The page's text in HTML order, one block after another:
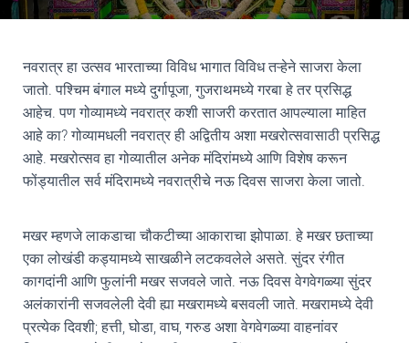
नवरात्र हा उत्सव भारताच्या विविध भागात विविध तऱ्हेने साजरा केला
जातो. पश्चिम बंगाल मध्ये दुर्गापूजा, गुजराथमध्ये गरबा हे तर प्रसिद्ध
आहेच. पण गोव्यामध्ये नवरात्र कशी साजरी करतात आपल्याला माहित
आहे का? गोव्यामधली नवरात्र ही अद्वितीय अशा मखरोत्सवासाठी प्रसिद्ध
आहे. मखरोत्सव हा गोव्यातील अनेक मंदिरांमध्ये आणि विशेष करून
फोंड्यातील सर्व मंदिरामध्ये नवरात्रीचे नऊ दिवस साजरा केला जातो.
मखर म्हणजे लाकडाचा चौकटीच्या आकाराचा झोपाळा. हे मखर छताच्या
एका लोखंडी कड्यामध्ये साखळीने लटकवलेले असते. सुंदर रंगीत
कागदांनी आणि फुलांनी मखर सजवले जाते. नऊ दिवस वेगवेगळ्या सुंदर
अलंकारांनी सजवलेली देवी ह्या मखरामध्ये बसवली जाते. मखरामध्ये देवी
प्रत्येक दिवशी; हत्ती, घोडा, वाघ, गरुड अशा वेगवेगळ्या वाहनांवर